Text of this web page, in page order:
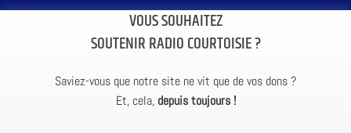
VOUS SOUHAITEZ
SOUTENIR RADIO COURTOISIE ?
Saviez-vous que notre site ne vit que de vos dons ?
Et, cela, depuis toujours !